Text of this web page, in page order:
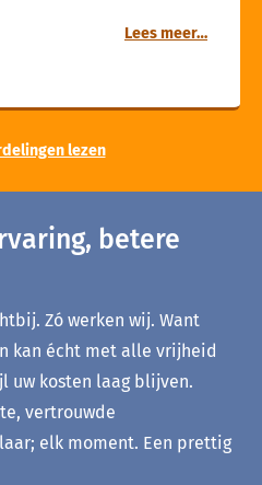
Lees meer…
lezen
betere
Zó werken wij. Want
kan écht met alle vrijheid
uw kosten laag blijven.
vertrouwde
elk moment. Een prettig